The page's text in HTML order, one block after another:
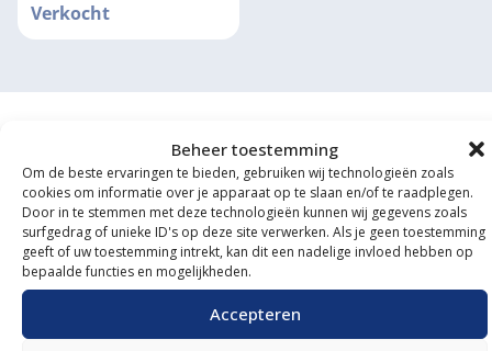
Beheer toestemming
Om de beste ervaringen te bieden, gebruiken wij technologieën zoals
cookies om informatie over je apparaat op te slaan en/of te raadplegen.
Door in te stemmen met deze technologieën kunnen wij gegevens zoals
surfgedrag of unieke ID's op deze site verwerken. Als je geen toestemming
geeft of uw toestemming intrekt, kan dit een nadelige invloed hebben op
bepaalde functies en mogelijkheden.
Accepteren
Verkocht
Onze showroom
bezoeken?
De koffie staat klaar!
BEL ONS MAIL ONS